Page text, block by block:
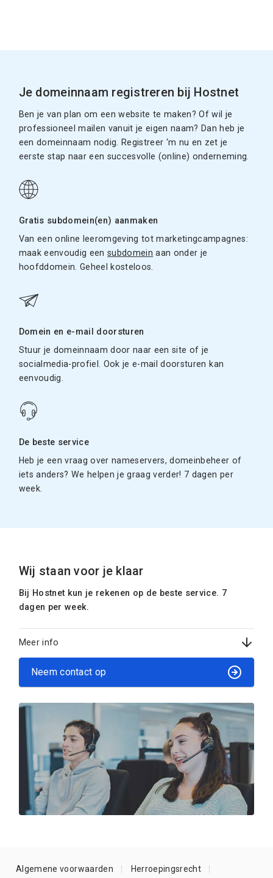
Je domeinnaam registreren bij Hostnet
Ben je van plan om een website te maken? Of wil je
professioneel mailen vanuit je eigen naam? Dan heb je
een domeinnaam nodig. Registreer ‘m nu en zet je
eerste stap naar een succesvolle (online) onderneming.
Gratis subdomein(en) aanmaken
Van een online leeromgeving tot marketingcampagnes:
maak eenvoudig eensubdomein aan onder je
hoofddomein. Geheel kosteloos.
Domein en e-mail doorsturen
Stuur je domeinnaam door naar een site of je
socialmedia-profiel. Ook je e-mail doorsturen kan
eenvoudig.
De beste service
Heb je een vraag over nameservers, domeinbeheer of
iets anders? We helpen je graag verder! 7 dagen per
week.
Wij staan voor je klaar
Bij Hostnet kun je rekenen op de beste service. 7
dagen per week.
Meer info
Neem contact op
Algemene voorwaarden Herroepingsrecht